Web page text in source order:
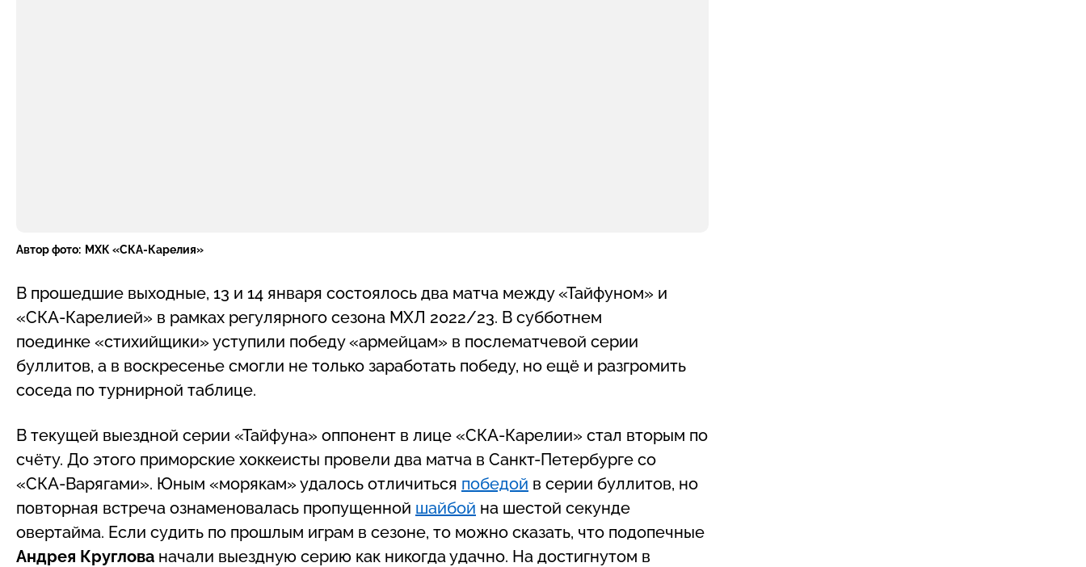
Автор фото: МХК «СКА-Карелия»
В прошедшие выходные, 13 и 14 января состоялось два матча между «Тайфуном» и
«СКА-Карелией» в рамках регулярного сезона МХЛ 2022/23. В субботнем
поединке «стихийщики» уступили победу «армейцам» в послематчевой серии
буллитов, а в воскресенье смогли не только заработать победу, но ещё и разгромить
соседа по турнирной таблице.
В текущей выездной серии «Тайфуна» оппонент в лице «СКА-Карелии» стал вторым по
счёту. До этого приморские хоккеисты провели два матча в Санкт-Петербурге со
«СКА-Варягами». Юным «морякам» удалось отличиться победой в серии буллитов, но
повторная встреча ознаменовалась пропущенной шайбой на шестой секунде
овертайма. Если судить по прошлым играм в сезоне, то можно сказать, что подопечные
Андрея Круглова начали выездную серию как никогда удачно. На достигнутом в